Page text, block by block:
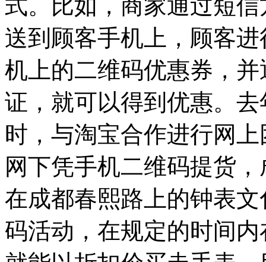
式。比如，商家通过短
送到顾客手机上，顾客
机上的二维码优惠券，
证，就可以得到优惠。
时，与淘宝合作进行网
网下凭手机二维码提货
在成都春熙路上的钟表
码活动，在规定的时间